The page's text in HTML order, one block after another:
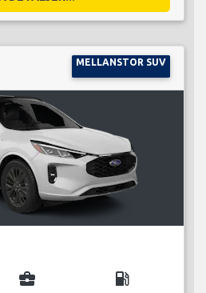
MELLANSTOR SUV
business_center local_gas_station